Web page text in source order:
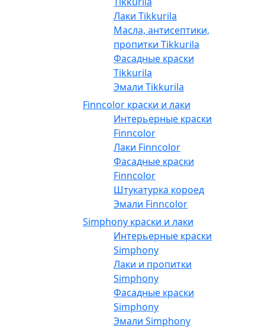
Лаки Tikkurila
Масла, антисептики,
пропитки Tikkurila
Фасадные краски
Tikkurila
Эмали Tikkurila
Finncolor краски и лаки
Интерьерные краски
Finncolor
Лаки Finncolor
Фасадные краски
Finncolor
Штукатурка короед
Эмали Finncolor
Simphony краски и лаки
Интерьерные краски
Simphony
Лаки и пропитки
Simphony
Фасадные краски
Simphony
Эмали Simphony